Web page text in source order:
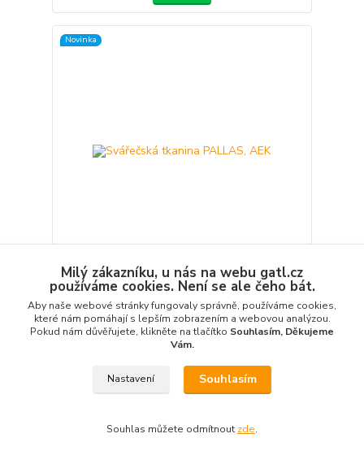
Novinka
Svářečská tkanina PALLAS, AEK
2 200,00 Kč/ks
1 818,18 Kčbez DPH na dotaz
Detail
Milý zákazníku, u nás na webu gatl.cz
používáme cookies. Není se ale čeho bát.
Aby naše webové stránky fungovaly správně, používáme cookies,
které nám pomáhají s lepším zobrazením a webovou analýzou.
Pokud nám důvěřujete, klikněte na tlačítko Souhlasím, Děkujeme
Vám.
Nastavení Souhlasím
Souhlas můžete odmítnout zde.